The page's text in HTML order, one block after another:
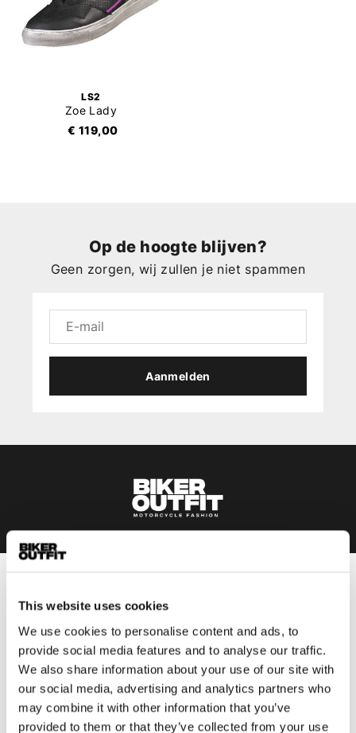
This website uses cookies
We use cookies to personalise content and ads, to
provide social media features and to analyse our traffic.
We also share information about your use of our site with
our social media, advertising and analytics partners who
may combine it with other information that you’ve
provided to them or that they’ve collected from your use
LS2
Zoe Lady
€ 119,00
Op de hoogte blijven?
Geen zorgen, wij zullen je niet spammen
Aanmelden
Motorkleding heren
Motorjas heren
Motorbroek heren
Motorpak heren
Motorjeans heren
Motorhoodie heren